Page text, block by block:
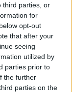
third parties, or
for
opt-out
that after your
seeing
utilized by
parties prior to
the further
parties on the
comunale a
è previsto il
dal civico
17,30.
con rimozione
distributore.
dal civico
via Marco